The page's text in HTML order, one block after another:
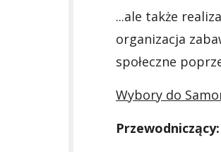
...ale także
organizacja
społeczne
Wybory do
Przewodniczący: